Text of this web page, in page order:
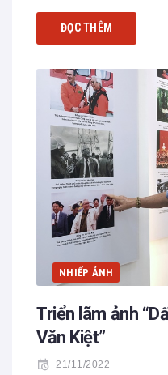
ĐỌC THÊM
NHIẾP ẢNH
Triển lãm ảnh
Văn Kiệt”
21/11/2022